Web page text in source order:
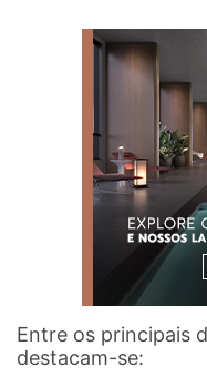
Entre os principais
destacam-se: